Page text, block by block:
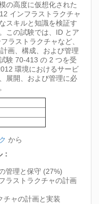
の高度に仮想化された
インフラストラクチャ
スキルと知識を検証す
この試験では、ID とア
ラストラクチャなど、
画、構成、および管理
験 70-413 の 2 つを受
環境におけるサービ
展開、および管理に必
から
管理と保守 (27%)
ラストラクチャの計画
チャの計画と実装